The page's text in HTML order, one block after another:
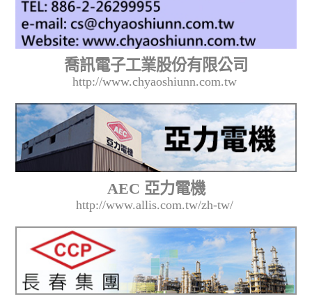
喬訊電子工業股份有限公司
http://www.chyaoshiunn.com.tw
AEC 亞力電機
http://www.allis.com.tw/zh-tw/